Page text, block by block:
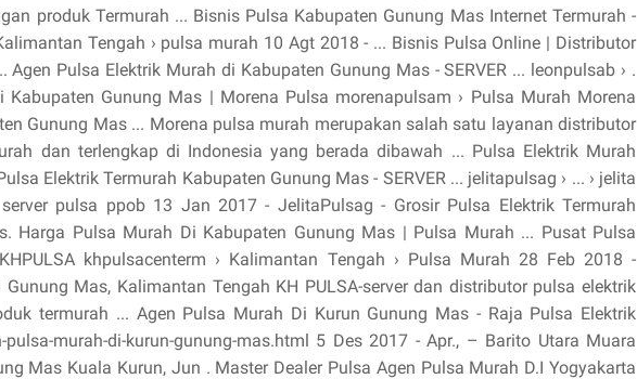
produk Termurah ... Bisnis Pulsa Kabupaten Gunung Mas Internet Termurah -
Tengah › pulsa murah 10 Agt 2018 - ... Bisnis Pulsa Online | Distributor
Agen Pulsa Elektrik Murah di Kabupaten Gunung Mas - SERVER ... leonpulsab › .
Kabupaten Gunung Mas | Morena Pulsa morenapulsam › Pulsa Murah Morena
Gunung Mas ... Morena pulsa murah merupakan salah satu layanan distributor
dan terlengkap di Indonesia yang berada dibawah ... Pulsa Elektrik Murah
Elektrik Termurah Kabupaten Gunung Mas - SERVER ... jelitapulsag › ... › jelita
pulsa ppob 13 Jan 2017 - JelitaPulsag - Grosir Pulsa Elektrik Termurah
Harga Pulsa Murah Di Kabupaten Gunung Mas | Pulsa Murah ... Pusat Pulsa
khpulsacenterm › Kalimantan Tengah › Pulsa Murah 28 Feb 2018 -
Mas, Kalimantan Tengah KH PULSA-server dan distributor pulsa elektrik
termurah ... Agen Pulsa Murah Di Kurun Gunung Mas - Raja Pulsa Elektrik
pulsa-murah-di-kurun-gunung-mas.html 5 Des 2017 - Apr., – Barito Utara Muara
Mas Kuala Kurun, Jun . Master Dealer Pulsa Agen Pulsa Murah D.I Yogyakarta